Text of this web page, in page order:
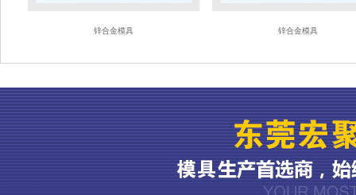
锌合金模具 锌合金模具